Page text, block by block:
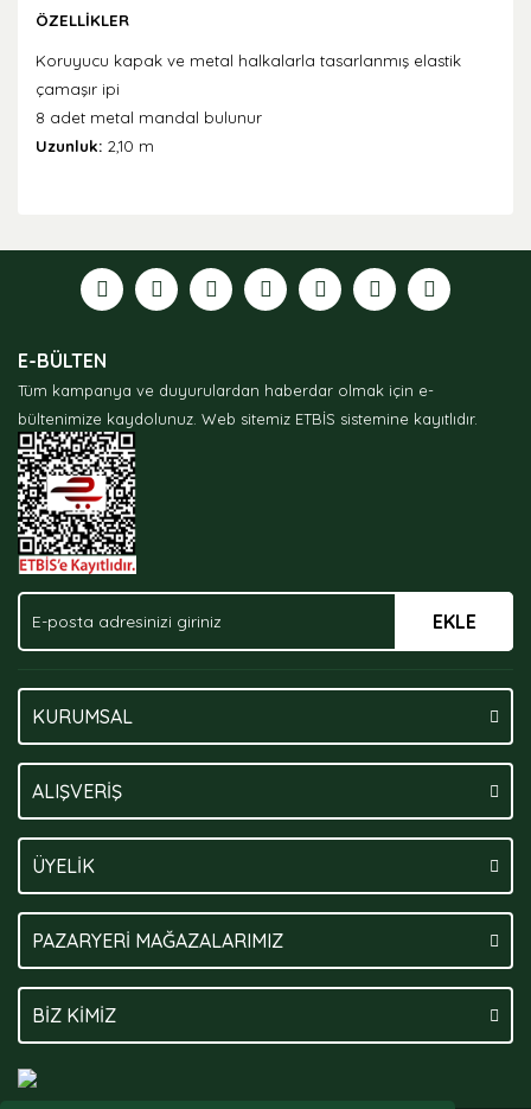
ÖZELLİKLER
Koruyucu kapak ve metal halkalarla tasarlanmış elastik
çamaşır ipi
8 adet metal mandal bulunur
Uzunluk: 2,10 m
formunu kullanarak tarafımıza iletebilirsiniz.
Görüş ve önerileriniz için teşekkür ederiz.
Ürün açıklamasında eksik bilgiler bulunuyor.
Ürün bilgilerinde hatalar bulunuyor.
Ürün fiyatı diğer sitelerden daha pahalı.
Bu ürüne benzer farklı alternatifler olmalı.
E-BÜLTEN
Tüm kampanya ve duyurulardan haberdar olmak için e-
bültenimize kaydolunuz. Web sitemiz ETBİS sistemine kayıtlıdır.
EKLE
KURUMSAL
ALIŞVERİŞ
ÜYELİK
PAZARYERİ MAĞAZALARIMIZ
BİZ KİMİZ